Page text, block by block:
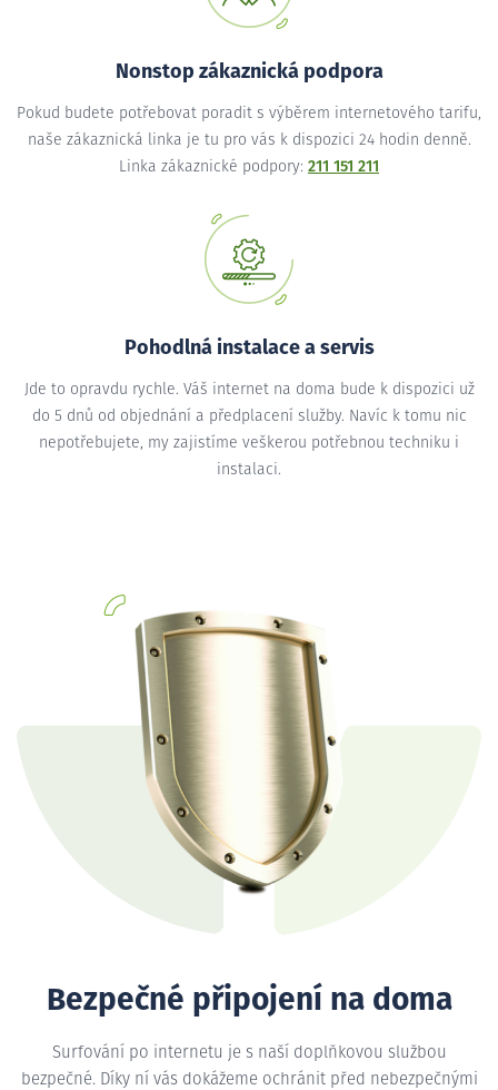
Nonstop zákaznická podpora
Pokud budete potřebovat poradit s výběrem internetového tarifu,
naše zákaznická linka je tu pro vás k dispozici 24 hodin denně.
Linka zákaznické podpory: 211 151 211
Pohodlná instalace a servis
Jde to opravdu rychle. Váš internet na doma bude k dispozici už
do 5 dnů od objednání a předplacení služby. Navíc k tomu nic
nepotřebujete, my zajistíme veškerou potřebnou techniku i
instalaci.
Bezpečné připojení na doma
Surfování po internetu je s naší doplňkovou službou
bezpečné. Díky ní vás dokážeme ochránit před nebezpečnými